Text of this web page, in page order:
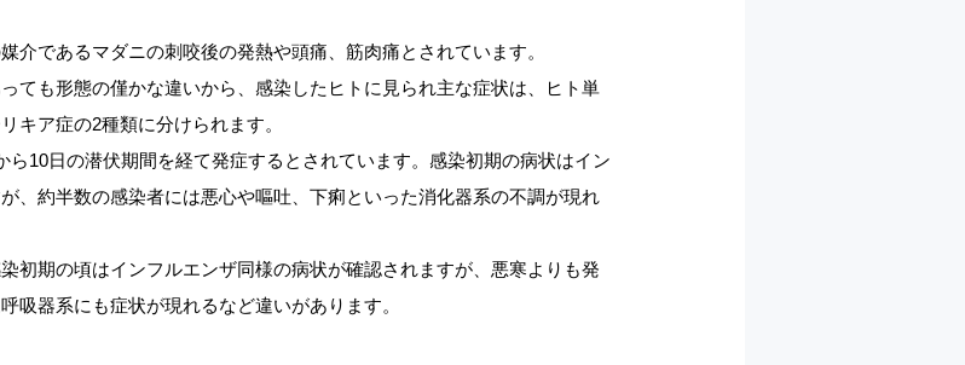
介であるマダニの刺咬後の発熱や頭痛、筋肉痛とされています。
ても形態の僅かな違いから、感染したヒトに見られ主な症状は、ヒト単
キア症の2種類に分けられます。
10日の潜伏期間を経て発症するとされています。感染初期の病状はイン
、約半数の感染者には悪心や嘔吐、下痢といった消化器系の不調が現れ
初期の頃はインフルエンザ同様の病状が確認されますが、悪寒よりも発
吸器系にも症状が現れるなど違いがあります。